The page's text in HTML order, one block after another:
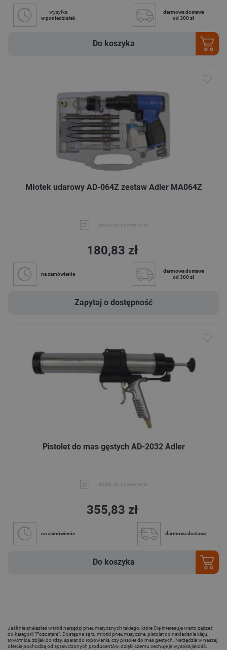
wysyłka
w poniedziałek
darmowa dostawa
od 300 zł
Do koszyka
Młotek udarowy AD-064Z zestaw Adler MA064Z
dodaj do porównania
180,83 zł
na zamówienie
darmowa dostawa
od 300 zł
Zapytaj o dostępność
Pistolet do mas gęstych AD-2032 Adler
dodaj do porównania
355,83 zł
na zamówienie darmowa dostawa
Do koszyka
Jeśli nie znalazłeś wśród narzędzi pneumatycznych takiego, które Cię interesuje warto zajrzeć
do kategorii "Pozostałe". Dostępne są tu młotki pneumatyczne, pistolet do nakładania kleju,
towotnica, zbijak do rdzy, aparat do ropowania, czy pistolet do mas gestych. Narzędzia w naszej
ofercie pochodzą od sprawdzonych producentów, dzięki czemu cechuje je wysoka jakość.